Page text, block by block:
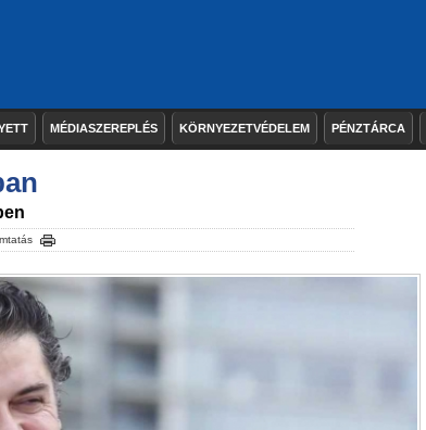
MÉDIASZEREPLÉS KÖRNYEZETVÉDELEM PÉNZTÁRCA